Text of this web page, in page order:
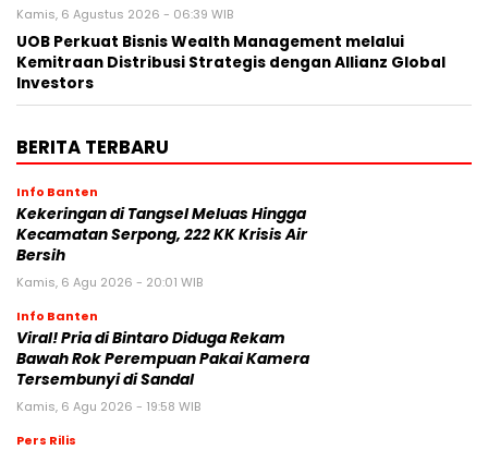
Kamis, 6 Agustus 2026 - 06:39 WIB
UOB Perkuat Bisnis Wealth Management melalui
Kemitraan Distribusi Strategis dengan Allianz Global
Investors
BERITA TERBARU
Info Banten
Kekeringan di Tangsel Meluas Hingga
Kecamatan Serpong, 222 KK Krisis Air
Bersih
Kamis, 6 Agu 2026 - 20:01 WIB
Info Banten
Viral! Pria di Bintaro Diduga Rekam
Bawah Rok Perempuan Pakai Kamera
Tersembunyi di Sandal
Kamis, 6 Agu 2026 - 19:58 WIB
Pers Rilis